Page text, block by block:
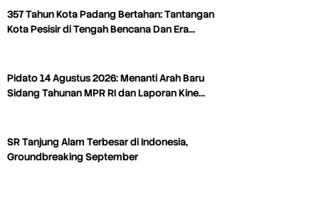
357 Tahun Kota Padang Bertahan: Tantangan
Kota Pesisir di Tengah Bencana Dan Era…
Pidato 14 Agustus 2026: Menanti Arah Baru
Sidang Tahunan MPR RI dan Laporan Kine…
SR Tanjung Alam Terbesar di Indonesia,
Groundbreaking September